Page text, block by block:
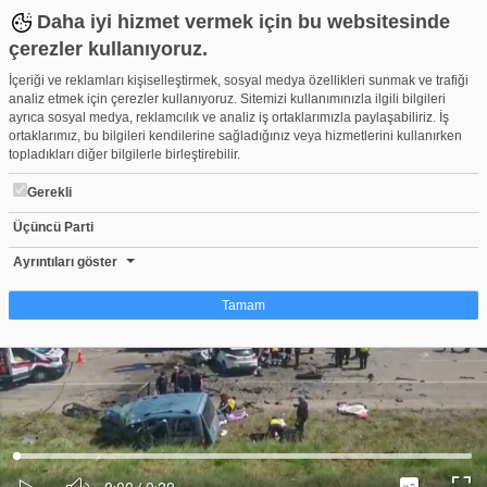
Daha iyi hizmet vermek için bu websitesinde
çerezler kullanıyoruz.
İçeriği ve reklamları kişiselleştirmek, sosyal medya özellikleri sunmak ve trafiği
analiz etmek için çerezler kullanıyoruz. Sitemizi kullanımınızla ilgili bilgileri
ayrıca sosyal medya, reklamcılık ve analiz iş ortaklarımızla paylaşabiliriz. İş
ortaklarımız, bu bilgileri kendilerine sağladığınız veya hizmetlerini kullanırken
topladıkları diğer bilgilerle birleştirebilir.
Gerekli
Üçüncü Parti
Ayrıntıları göster
Tamam
Çerez nedir?
Çerezler, web-sitelerinin, kullanıcıların deneyimlerini daha verimli hale getirmek
amacıyla kullandığı küçük metin dosyalarıdır. Yasalara göre, bu sitenin
işletilmesi için kesinlikle gerekli olan çerezleri cihazınıza yerleştirebiliyoruz.
Diğer çerez türleri için sizden izin almamız gerekiyor. Bu site farklı çerez türleri
kullanmaktadır. Bazı çerezler, sayfalarımızda yer alan üçüncü şahıs hizmetleri
tarafından yerleştirilir. İzniniz şu alanlar için geçerlidir: web.tv
Ses
Yüklendi:
0%
Yükleniyor:
0%
Sivas'ta katliam gibi kaza! Çok sayıda ölü var